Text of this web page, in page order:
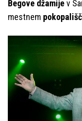
Begove džamijev
mestnem